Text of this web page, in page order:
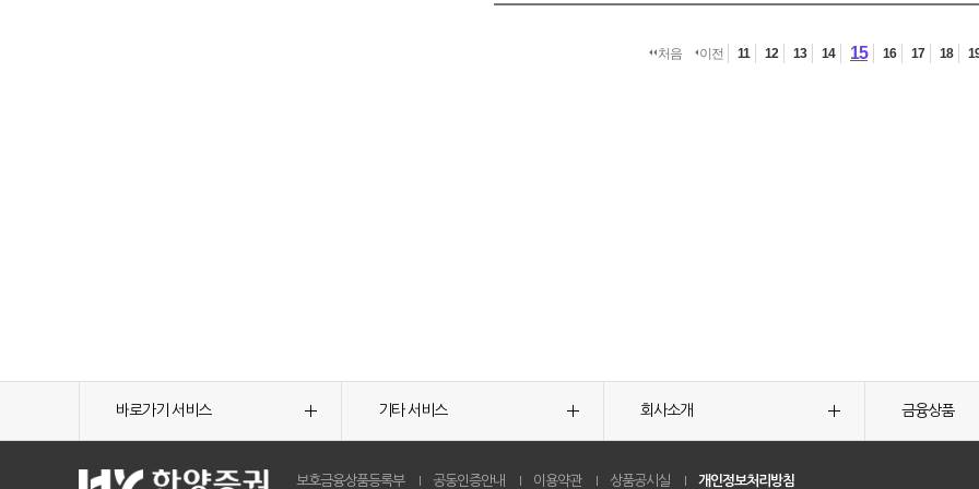
처음 이전 11 12 13 14 15 16 17 18
바로가기 서비스 기타 서비스 회사소개 금융상품
보호금융상품등록부 공동인증안내 이용약관 상품공시실 개인정보처리방침